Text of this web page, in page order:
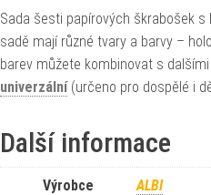
Sada šesti papírových škrabošek
sadě mají různé tvary a barvy –
barev můžete kombinovat s
univerzální(určeno pro dospělé i
Další informace
Výrobce ALBI